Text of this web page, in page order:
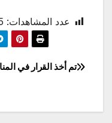
عدد المشاهدات:
تصفّح
تم أخذ القرار في